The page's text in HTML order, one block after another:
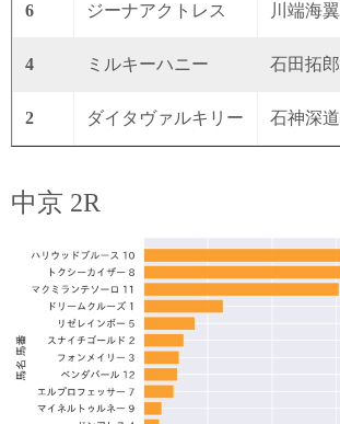
6 ジーナアクトレス 川端海翼
4 ミルキーハニー 石田拓郎
2 ダイタヴァルキリー 石神深道
中京 2R